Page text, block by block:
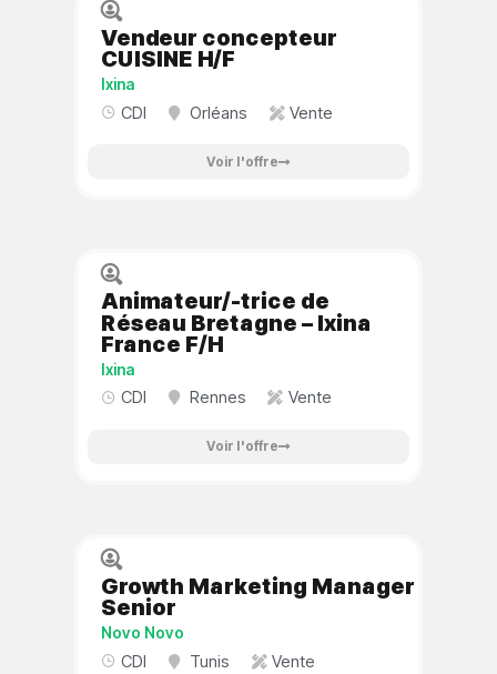
Vendeur concepteur
CUISINE H/F
Ixina
CDI Orléans Vente
Voir l'offre
Animateur/-trice de
Réseau Bretagne – Ixina
France F/H
Ixina
CDI Rennes Vente
Voir l'offre
Growth Marketing Manager
Senior
Novo Novo
CDI Tunis Vente